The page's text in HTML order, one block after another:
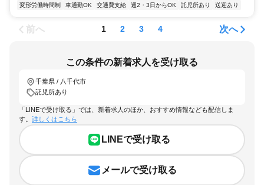
変形労働時間制 車通勤OK 交通費支給 週2・3日からOK 託児所あり 送迎あり
前へ 1 2 3 4 次へ
この条件の新着求人を受け取る
千葉県 / 八千代市
託児所あり
「LINEで受け取る」では、新着求人のほか、おすすめ情報なども配信しま
す。 詳しくはこちら
LINEで受け取る
メールで受け取る